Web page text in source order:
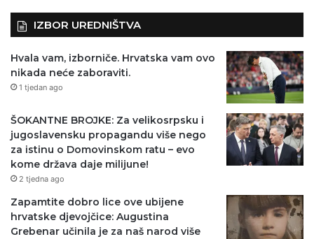
IZBOR UREDNIŠTVA
Hvala vam, izborniče. Hrvatska vam ovo
nikada neće zaboraviti.
1 tjedan ago
ŠOKANTNE BROJKE: Za velikosrpsku i
jugoslavensku propagandu više nego
za istinu o Domovinskom ratu – evo
kome država daje milijune!
2 tjedna ago
Zapamtite dobro lice ove ubijene
hrvatske djevojčice: Augustina
Grebenar učinila je za naš narod više